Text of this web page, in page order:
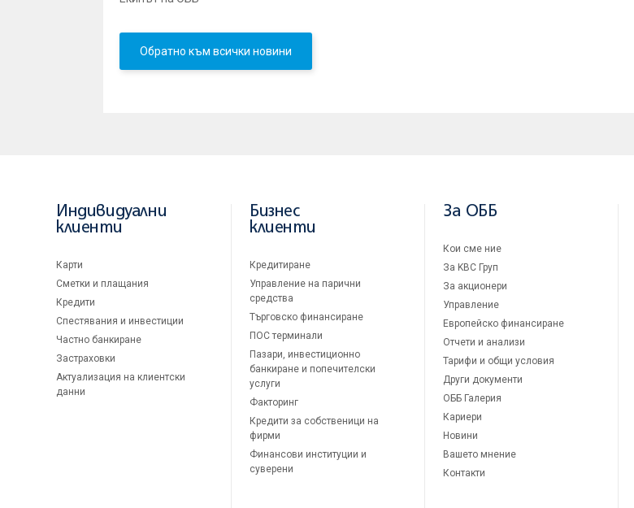
Обратно към всички новини
Индивидуални
клиенти
Карти
Сметки и плащания
Кредити
Спестявания и инвестиции
Частно банкиране
Застраховки
Актуализация на клиентски
данни
Бизнес
клиенти
Кредитиране
Управление на парични
средства
Търговско финансиране
ПОС терминали
Пазари, инвестиционно
банкиране и попечителски
услуги
Факторинг
Кредити за собственици на
фирми
Финансови институции и
суверени
За ОББ
Кои сме ние
За KBC Груп
За акционери
Управление
Европейско финансиране
Отчети и анализи
Тарифи и общи условия
Други документи
ОББ Галерия
Кариери
Новини
Вашето мнение
Контакти